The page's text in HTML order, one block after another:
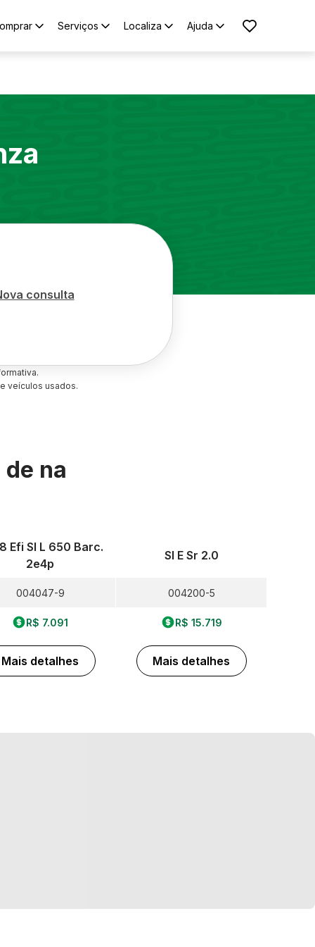
Serviços Localiza Ajuda
consulta
veículos usados.
de na
Efi Sl L 650 Barc.
2e4p
004047-9
R$ 7.091
Mais detalhes
Sl E Sr 2.0
004200-5
R$ 15.719
Mais detalhes